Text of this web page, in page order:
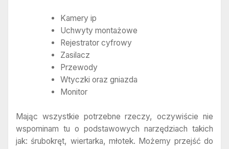
Kamery ip
Uchwyty montażowe
Rejestrator cyfrowy
Zasilacz
Przewody
Wtyczki oraz gniazda
Monitor
Mając wszystkie potrzebne rzeczy, oczywiście nie
wspominam tu o podstawowych narzędziach takich
jak: śrubokręt, wiertarka, młotek. Możemy przejść do